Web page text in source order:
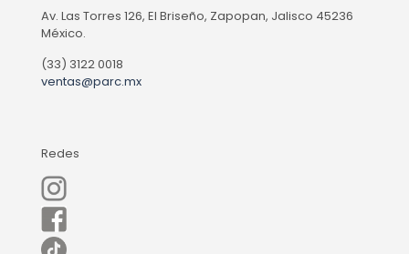
Av. Las Torres 126, El Briseño, Zapopan, Jalisco 45236
México.
(33) 3122 0018
ventas@parc.mx
Redes